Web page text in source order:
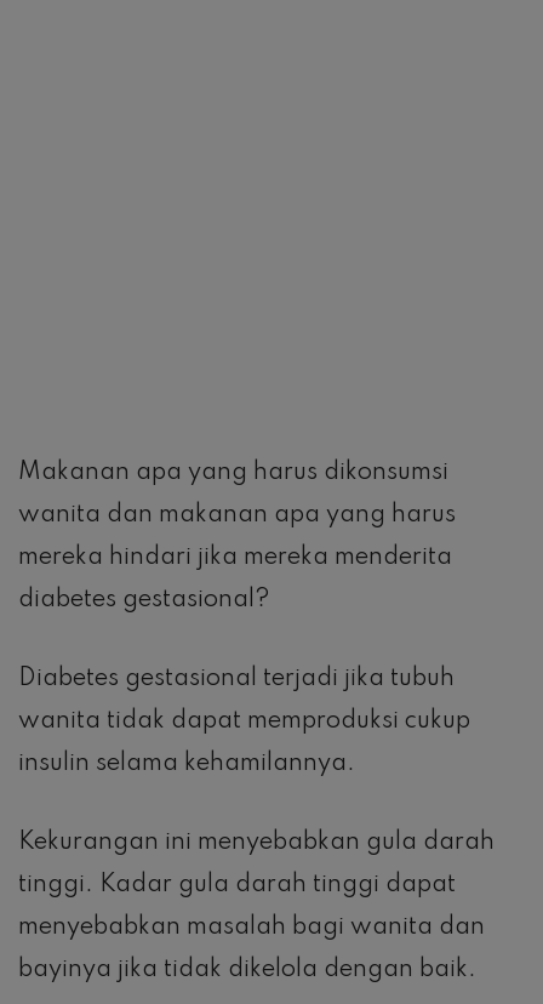
Makanan apa yang harus dikonsumsi
wanita dan makanan apa yang harus
mereka hindari jika mereka menderita
diabetes gestasional?
Diabetes gestasional terjadi jika tubuh
wanita tidak dapat memproduksi cukup
insulin selama kehamilannya.
Kekurangan ini menyebabkan gula darah
tinggi. Kadar gula darah tinggi dapat
menyebabkan masalah bagi wanita dan
bayinya jika tidak dikelola dengan baik.